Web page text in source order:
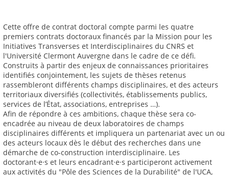
Cette offre de contrat doctoral compte parmi les quatre
premiers contrats doctoraux financés par la Mission pour les
Initiatives Transverses et Interdisciplinaires du CNRS et
l'Université Clermont Auvergne dans le cadre de ce défi.
Construits à partir des enjeux de connaissances prioritaires
identifiés conjointement, les sujets de thèses retenus
rassembleront différents champs disciplinaires, et des acteurs
territoriaux diversifiés (collectivités, établissements publics,
services de l’État, associations, entreprises …).
Afin de répondre à ces ambitions, chaque thèse sera co-
encadrée au niveau de deux laboratoires de champs
disciplinaires différents et impliquera un partenariat avec un ou
des acteurs locaux dès le début des recherches dans une
démarche de co-construction interdisciplinaire. Les
doctorant·e·s et leurs encadrant·e·s participeront activement
aux activités du "Pôle des Sciences de la Durabilité" de l'UCA,